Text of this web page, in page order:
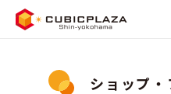
ショップ